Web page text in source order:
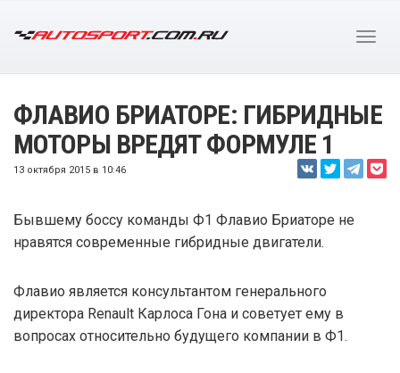
ФЛАВИО БРИАТОРЕ: ГИБРИДНЫЕ
МОТОРЫ ВРЕДЯТ ФОРМУЛЕ 1
13 октября 2015 в 10:46
Бывшему боссу команды Ф1 Флавио Бриаторе не
нравятся современные гибридные двигатели.
Флавио является консультантом генерального
директора Renault Карлоса Гона и советует ему в
вопросах относительно будущего компании в Ф1.